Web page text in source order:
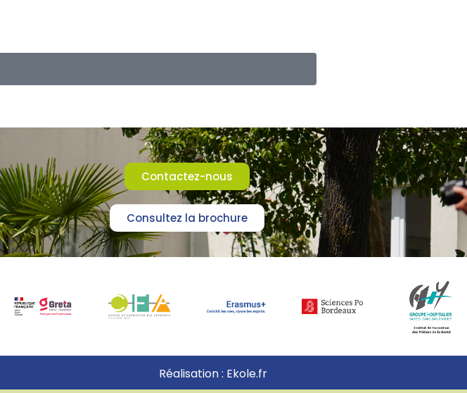
Contactez-nous
Consultez la brochure
Réalisation : Ekole.fr